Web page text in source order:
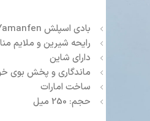
بادی اسپلش Yamanfen مدل یارا
رایحه شیرین و ملایم
دارای شاین
ماندگاری و پخش بوی
ساخت امارات
حجم: 250 میل